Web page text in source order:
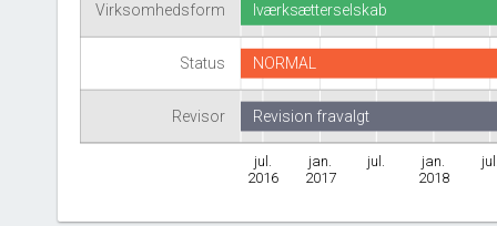
Virksomhedsform
Status
Revisor
jul.
2016
jan.
2017
jul.
jan.
2018
jul.
Iværksætterselskab
NORMAL
Revision fravalgt